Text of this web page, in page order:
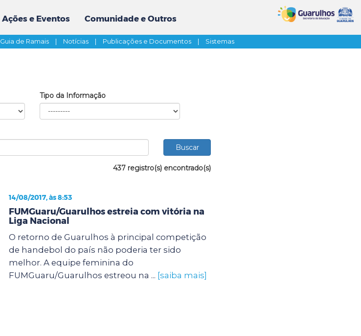
Ações e Eventos Comunidade e Outros
Guia de Ramais | Notícias | Publicações e Documentos | Sistemas
Tipo da Informação
437 registro(s) encontrado(s)
14/08/2017, às 8:53
FUMGuaru/Guarulhos estreia com vitória na
Liga Nacional
O retorno de Guarulhos à principal competição
de handebol do país não poderia ter sido
melhor. A equipe feminina do
FUMGuaru/Guarulhos estreou na ... [saiba mais]